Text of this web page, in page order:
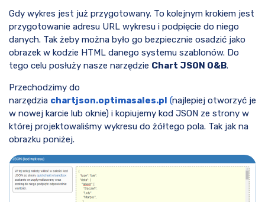
Gdy wykres jest już przygotowany. To kolejnym krokiem jest
przygotowanie adresu URL wykresu i podpięcie do niego
danych. Tak żeby można było go bezpiecznie osadzić jako
obrazek w kodzie HTML danego systemu szablonów. Do
tego celu posłuży nasze narzędzie Chart JSON O&B.
Przechodzimy do
narzędzia chartjson.optimasales.pl (najlepiej otworzyć je
w nowej karcie lub oknie) i kopiujemy kod JSON ze strony w
której projektowaliśmy wykresu do żółtego pola. Tak jak na
obrazku poniżej.